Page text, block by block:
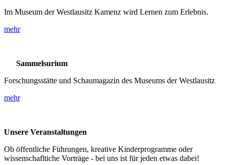
Im Museum der Westlausitz Kamenz wird Lernen zum Erlebnis.
mehr
Sammelsurium
Forschungsstätte und Schaumagazin des Museums der Westlausitz
mehr
Unsere Veranstaltungen
Ob öffentliche Führungen, kreative Kinderprogramme oder
wissenschafltiche Vorträge - bei uns ist für jeden etwas dabei!